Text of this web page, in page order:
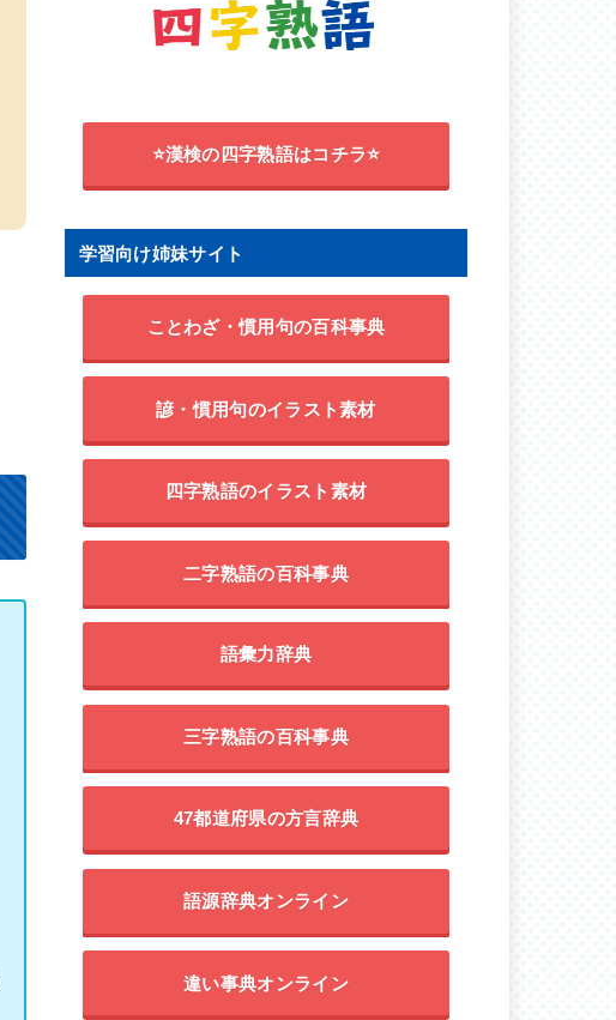
⭐漢検の四字熟語はコチラ⭐
学習向け姉妹サイト
ことわざ・慣用句の百科事典
諺・慣用句のイラスト素材
四字熟語のイラスト素材
二字熟語の百科事典
語彙力辞典
三字熟語の百科事典
47都道府県の方言辞典
語源辞典オンライン
違い事典オンライン